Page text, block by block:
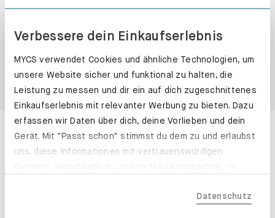
Verbessere dein Einkaufserlebnis
MYCS verwendet Cookies und ähnliche Technologien, um
unsere Website sicher und funktional zu halten, die
Leistung zu messen und dir ein auf dich zugeschnittenes
Einkaufserlebnis mit relevanter Werbung zu bieten. Dazu
erfassen wir Daten über dich, deine Vorlieben und dein
Gerät. Mit "Passt schon" stimmst du dem zu und erlaubst
uns, diese Informationen mit vertrauenswürdigen
der EU, beispielsweise in den USA, verarbeitet werden
Datenschutz
Pflege
Kundenrezensionen
Entdecke unsere WYND Sofas